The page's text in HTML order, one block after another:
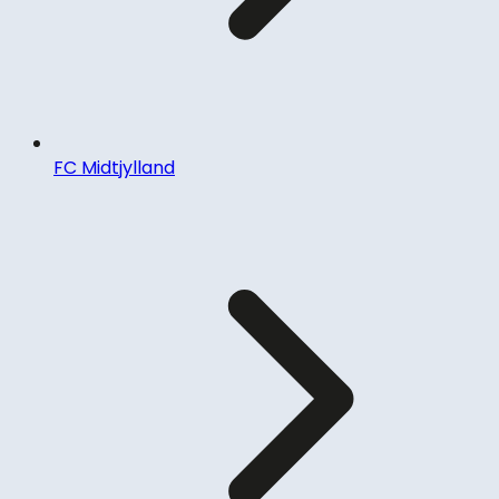
FC Midtjylland